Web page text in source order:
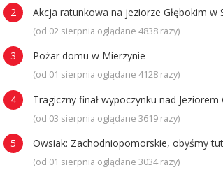
Akcja ratunkowa na jeziorze Głębokim w
(od 02 sierpnia oglądane 4838 razy)
Pożar domu w Mierzynie
(od 01 sierpnia oglądane 4128 razy)
Tragiczny finał wypoczynku nad Jeziorem
(od 03 sierpnia oglądane 3619 razy)
Owsiak: Zachodniopomorskie, obyśmy
(od 01 sierpnia oglądane 3034 razy)